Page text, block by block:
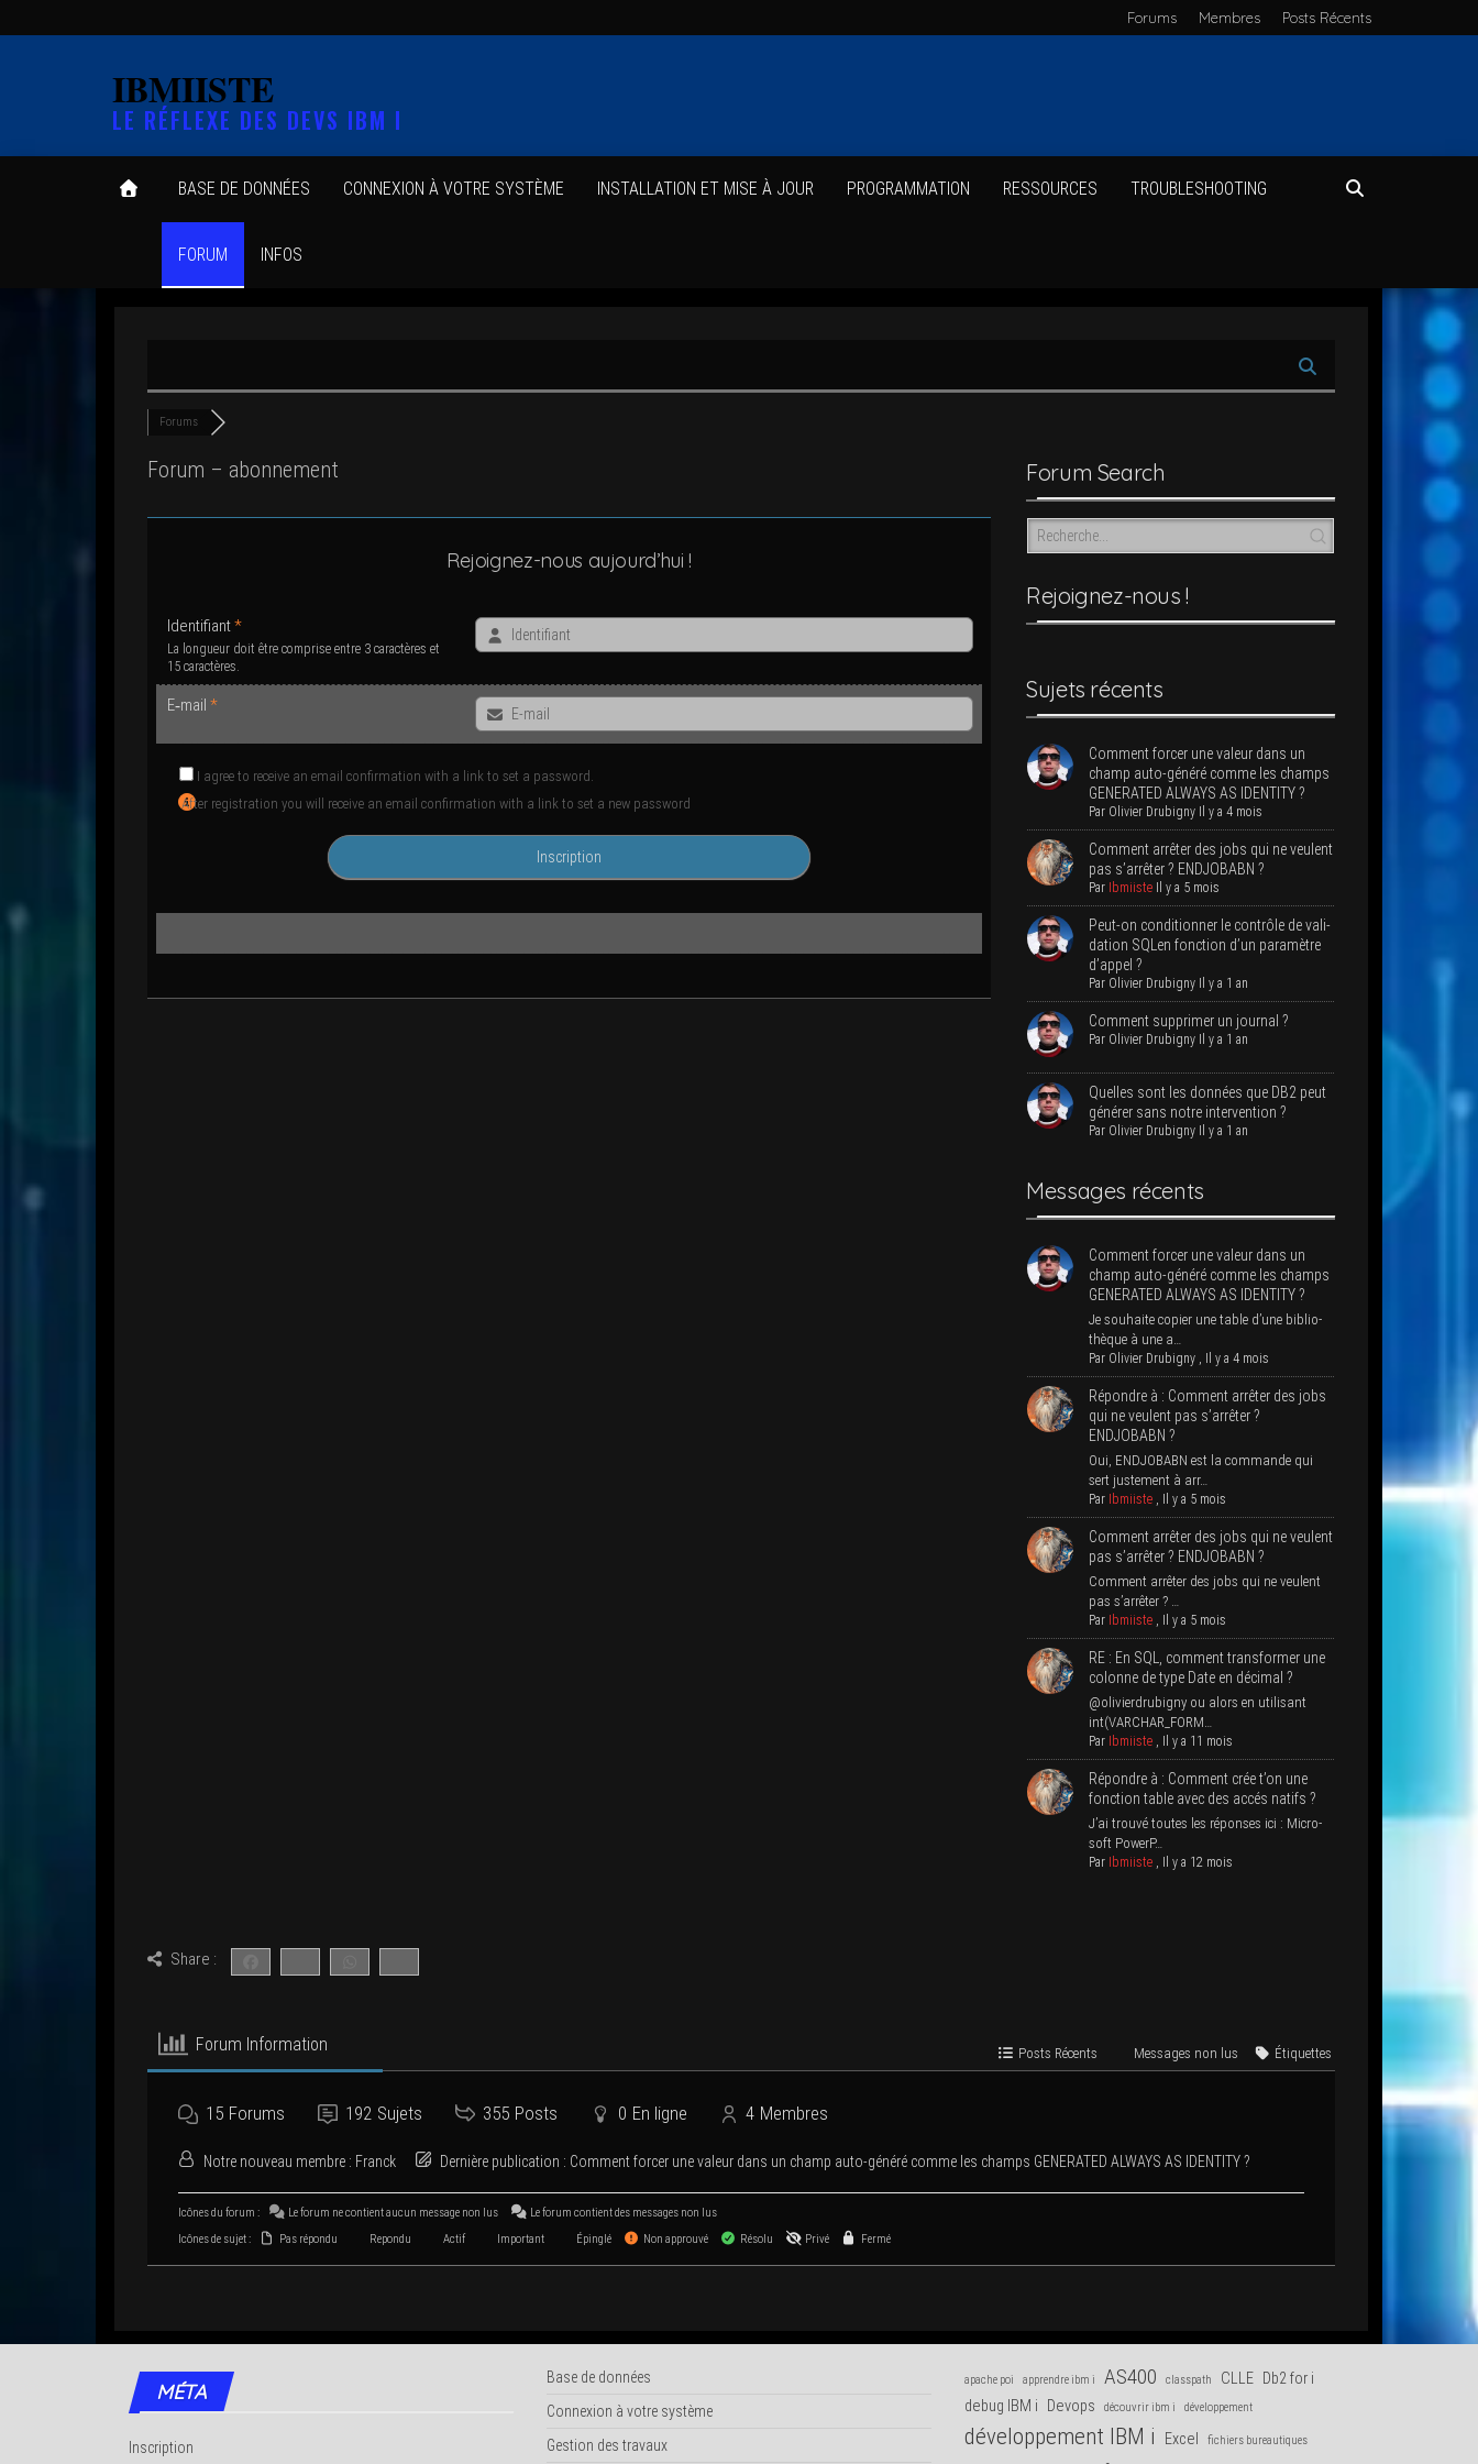
Forums Membres Posts Récents
IBMIISTE
LE RÉFLEXE DES DEVS IBM I
BASE DE DONNÉES CONNEXION À VOTRE SYSTÈME INS­TAL­LA­TION ET MISE À JOUR PRO­GRAM­MA­TION RES­SOURCES TROU­BLE­SHOO­TING
FORUM INFOS
Forums
Forum – abonnement
Rejoi­gnez-nous aujourd’hui !
Iden­ti­fiant*
La lon­gueur doit être com­prise entre 3 carac­tères et
15 caractères.
E‑mail *
I agree to receive an email confir­ma­tion with a link to set a password.
After regis­tra­tion you will receive an email confir­ma­tion with a link to set a new password
Forum Search
Rejoi­­gnez-nous !
Sujets récents
Com­ment for­cer une valeur dans un
champ auto-géné­ré comme les champs
GENERATED ALWAYS AS IDENTITY ?
Par Oli­vier Dru­bi­gny Il y a 4 mois
Com­ment arrê­ter des jobs qui ne veulent
pas s’ar­rê­ter ? ENDJOBABN ?
Par Ibmiiste Il y a 5 mois
Peut-on condi­tion­ner le contrôle de vali­
da­tion SQLen fonc­tion d’un para­mètre
d’appel ?
Par Oli­vier Dru­bi­gny Il y a 1 an
Com­ment sup­pri­mer un journal ?
Par Oli­vier Dru­bi­gny Il y a 1 an
Quelles sont les don­nées que DB2 peut
géné­rer sans notre intervention ?
Par Oli­vier Dru­bi­gny Il y a 1 an
Mes­sages récents
Com­ment for­cer une valeur dans un
champ auto-géné­ré comme les champs
GENERATED ALWAYS AS IDENTITY ?
Je sou­haite copier une table d’une biblio­
thèque à une a…
Par Oli­vier Dru­bi­gny, Il y a 4 mois
Répondre à : Com­ment arrê­ter des jobs
qui ne veulent pas s’ar­rê­ter ?
ENDJOBABN ?
Oui, ENDJOBABN est la com­mande qui
sert jus­te­ment à arr…
Par Ibmiiste, Il y a 5 mois
Com­ment arrê­ter des jobs qui ne veulent
pas s’ar­rê­ter ? ENDJOBABN ?
Com­ment arrê­ter des jobs qui ne veulent
pas s’arrêter ? …
Par Ibmiiste, Il y a 5 mois
RE : En SQL, com­ment trans­for­mer une
colonne de type Date en décimal ?
@olivierdrubigny ou alors en uti­li­sant
int(VARCHAR_FORM…
Par Ibmiiste, Il y a 11 mois
Répondre à : Com­ment crée t’on une
fonc­tion table avec des accés natifs ?
J’ai trou­vé toutes les réponses ici : Micro­
soft PowerP…
Par Ibmiiste, Il y a 12 mois
Share :
Forum Infor­ma­tion Posts Récents Mes­sages non lus Éti­quettes
15 Forums 192 Sujets 355 Posts 0 En ligne 4 Membres
Notre nou­veau membre : Franck Der­nière publi­ca­tion : Com­ment for­cer une valeur dans un champ auto-géné­ré comme les champs GENERATED ALWAYS AS IDENTITY ?
Icônes du forum : Le forum ne contient aucun mes­sage non lus
Le forum contient des mes­sages non lus
Icônes de sujet :
Pas répondu Repondu Actif Important Épinglé Non approuvé Résolu Privé Fermé
MÉTA
Inscription
Base de données
Connexion à votre système
Gestion des travaux
apache poi apprendre ibm i AS400 classpath CLLE Db2 for i
debug IBM i
Devops découvrir ibm i développement
développement IBM i Excel fichiers bureautiques